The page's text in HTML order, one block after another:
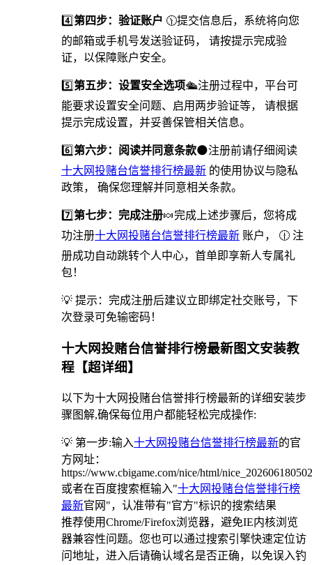
4️⃣第四步：验证账户 🕦提交信息后，系统将向您
的邮箱或手机号发送验证码， 请按提示完成验
证，以保障账户安全。
5️⃣第五步：设置安全选项🛳️注册过程中，平台可
能要求设置安全问题、启用两步验证等， 请根据
提示完成设置，并妥善保管相关信息。
6️⃣第六步：阅读并同意条款🌑注册前请仔细阅读
十大网投赌台信誉排行榜最新 的使用协议与隐私
政策， 确保您理解并同意相关条款。
7️⃣第七步：完成注册🍬完成上述步骤后，您将成
功注册十大网投赌台信誉排行榜最新 账户， 🕧 注
册成功自动跳转个人中心，首单即享新人专属礼
包！
💡 提示：完成注册后建议立即绑定社交账号，下
次登录可免输密码！
十大网投赌台信誉排行榜最新图文安装教
程【超详细】
以下为十大网投赌台信誉排行榜最新的详细安装步
骤图解,确保每位用户都能轻松完成操作:
💡 第一步:输入十大网投赌台信誉排行榜最新的官
方网址：
https://www.cbigame.com/nice/html/
或者在百度搜索框输入"十大网投赌台信誉排行榜
最新官网"，认准带有"官方"标识的搜索结果
推荐使用Chrome/Firefox浏览器，避免IE内核浏览
器兼容性问题。您也可以通过搜索引擎快速定位访
问地址，进入后请确认域名是否正确，以免误入钓